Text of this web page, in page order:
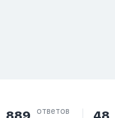
ответов